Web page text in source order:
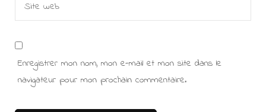
Enregistrer mon nom, mon e-mail et mon site dans le
navigateur pour mon prochain commentaire.